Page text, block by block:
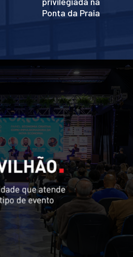
Ponta da Praia